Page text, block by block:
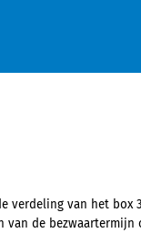
verdeling van het box
van de